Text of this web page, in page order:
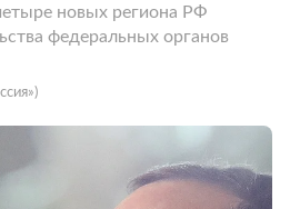
новых региона РФ
федеральных органов